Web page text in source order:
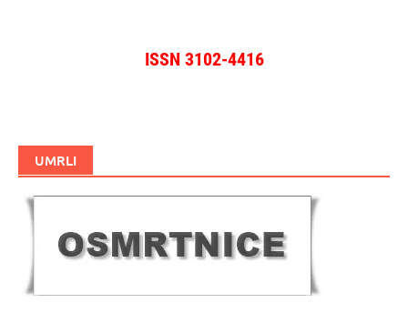
ISSN 3102-4416
UMRLI